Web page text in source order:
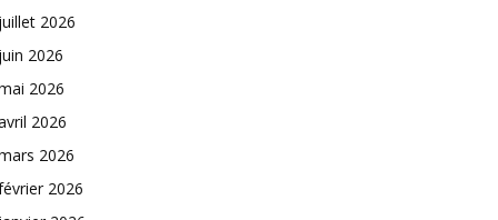
2026
2026
2026
2026
2026
2026